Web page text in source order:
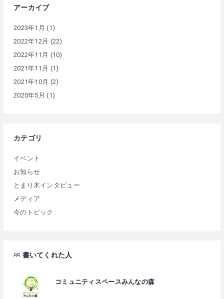
アーカイブ
2023年1月 (1)
2022年12月 (22)
2022年11月 (10)
2021年11月 (1)
2021年10月 (2)
2020年5月 (1)
カテゴリ
イベント
お知らせ
とまり木インタビュー
メディア
今のトピック
書いてくれた人
コミュニティスペースみんなの森